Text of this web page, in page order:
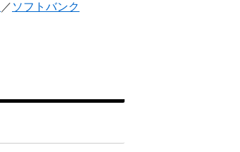
／ ソフトバンク